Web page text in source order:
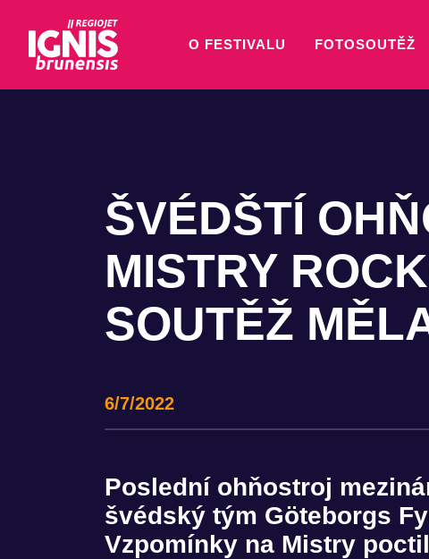
O FESTIVALU FOTOSOUTĚŽ
ŠVÉDŠTÍ
MISTRY
SOUTĚŽ
6/7/2022
Poslední ohňostroj
švédský tým Göteborgs
Vzpomínky na Mistry